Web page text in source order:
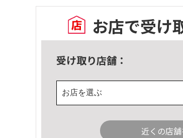
お店で受け
受け取り店舗：
お店を選ぶ
近くの店